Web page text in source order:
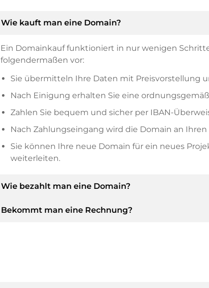
Wie kauft man eine Domain?
Ein Domainkauf funktioniert in nur wenigen
folgendermaßen vor:
Sie übermitteln Ihre Daten mit Preisvorstellung
Nach Einigung erhalten Sie eine
Zahlen Sie bequem und sicher per IBAN-
Nach Zahlungseingang wird die Domain an
Sie können Ihre neue Domain für ein neues
weiterleiten.
Wie bezahlt man eine Domain?
Nach einer Einigung wird der Inhaber Ihnen die
Bekommt man eine Rechnung?